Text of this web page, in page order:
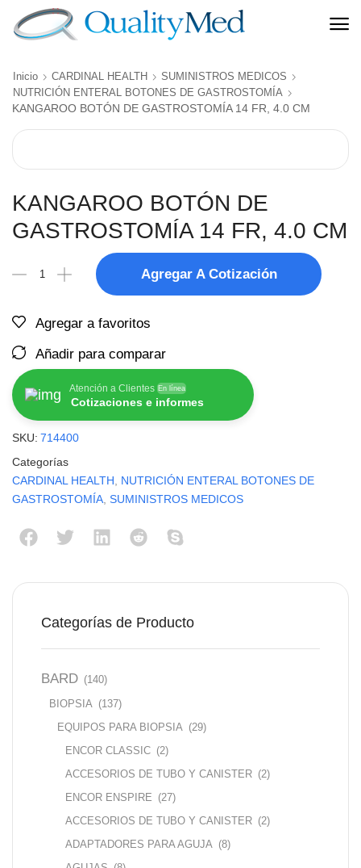
Inicio CARDINAL HEALTH
SUMINISTROS MEDICOS
NUTRICIÓN ENTERAL BOTONES DE GASTROSTOMÍA
KANGAROO BOTÓN DE GASTROSTOMÍA 14 FR, 4.0 CM
KANGAROO BOTÓN DE
GASTROSTOMÍA 14 FR, 4.0 CM
Agregar A Cotización
Agregar a favoritos
Añadir para comparar
Atención a Clientes En línea
Cotizaciones e informes
SKU: 714400
Categorías
CARDINAL HEALTH
NUTRICIÓN ENTERAL BOTONES DE
GASTROSTOMÍA SUMINISTROS MEDICOS
Categorías de Producto
BARD (140)
BIOPSIA (137)
EQUIPOS PARA BIOPSIA (29)
ENCOR CLASSIC (2)
ACCESORIOS DE TUBO Y CANISTER (2)
ENCOR ENSPIRE (27)
ACCESORIOS DE TUBO Y CANISTER (2)
ADAPTADORES PARA AGUJA (8)